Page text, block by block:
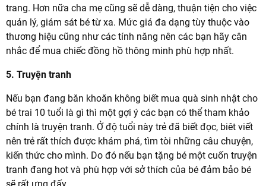
trang. Hơn nữa cha mẹ cũng sẽ dễ dàng, thuận tiện cho việc
quản lý, giám sát bé từ xa. Mức giá đa dạng tùy thuộc vào
thương hiệu cũng như các tính năng nên các bạn hãy cân
nhắc để mua chiếc đồng hồ thông minh phù hợp nhất.
5. Truyện tranh
Nếu bạn đang băn khoăn không biết mua quà sinh nhật cho
bé trai 10 tuổi là gì thì một gợi ý các bạn có thể tham khảo
chính là truyện tranh. Ở độ tuổi này trẻ đã biết đọc, biêt viết
nên trẻ rất thích được khám phá, tìm tòi những câu chuyện,
kiến thức cho mình. Do đó nếu bạn tặng bé một cuốn truyện
tranh đang hot và phù hợp với sở thích của bé đảm bảo bé
sẽ rất ưng đấy.